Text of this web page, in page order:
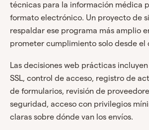
técnicas para la información médica
formato electrónico. Un proyecto de
respaldar ese programa más amplio
prometer cumplimiento solo desde el
Las decisiones web prácticas
SSL, control de acceso, registro de
de formularios, revisión de
seguridad, acceso con privilegios
claras sobre dónde van los envíos.